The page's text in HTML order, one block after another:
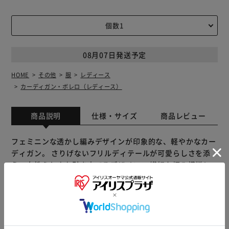
08月07日発送予定
HOME その他 服
レディース
カーディガン・ボレロ（レディース）
商品説明 仕様・サイズ 商品レビュー
フェミニンな透かし編みデザインが印象的な、軽やかなカー
ディガン。 さりげないフリルディテールが可愛らしさを添
え、女性らしさを引き立てるデザイン。 繊細な編み模様と
柔らかな風合いが、コーディネートにさりげない華やかさと
優しさをプラス。 通気性の良い素材で春夏にぴったり、さ
らっと羽織れる軽やかな着心地も魅力的。 花柄ワンピース
に合わせてガーリーに、デニム×タンクトップでカジュアル
フェミニンに、キャミソール×ロングスカートで大人のリラ
もっと見る